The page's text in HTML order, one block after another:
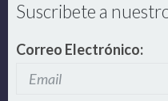
Suscribete a
Correo Electrónico: